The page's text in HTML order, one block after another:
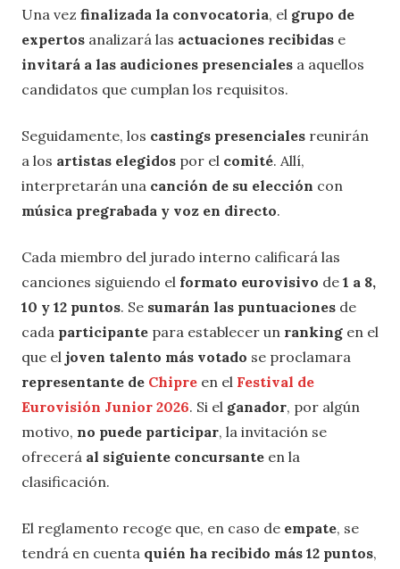
Una vez finalizada la convocatoria, el grupo de
expertos analizará las actuaciones recibidas e
invitará a las audiciones presenciales a aquellos
candidatos que cumplan los requisitos.
Seguidamente, los castings presenciales reunirán
a los artistas elegidos por el comité. Allí,
interpretarán una canción de su elección con
música pregrabada y voz en directo.
Cada miembro del jurado interno calificará las
canciones siguiendo el formato eurovisivo de 1 a 8,
10 y 12 puntos. Se sumarán las puntuaciones de
cada participante para establecer un ranking en el
que el joven talento más votado se proclamara
representante de Chipre en el Festival de
Eurovisión Junior 2026. Si el ganador, por algún
motivo, no puede participar, la invitación se
ofrecerá al siguiente concursante en la
clasificación.
El reglamento recoge que, en caso de empate, se
tendrá en cuenta quién ha recibido más 12 puntos,